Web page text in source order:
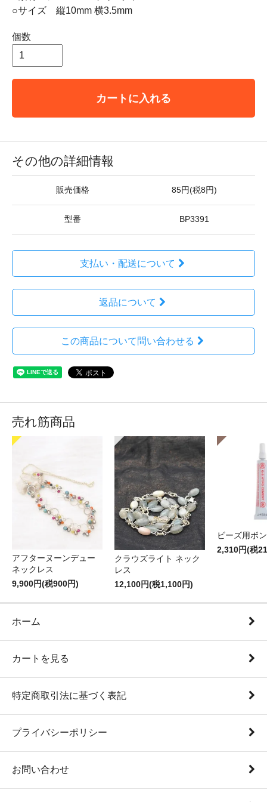
○サイズ 縦10mm 横3.5mm
個数
カートに入れる
その他の詳細情報
販売価格 85円(税8円)
型番 BP3391
支払い・配送について
返品について
この商品について問い合わせる
売れ筋商品
アフターヌーンデュー
ネックレス
9,900円(税900円)
クラウズライト ネック
レス
12,100円(税1,100円)
ビーズ用ボ
2,310円(税
ホーム
カートを見る
特定商取引法に基づく表記
プライバシーポリシー
お問い合わせ